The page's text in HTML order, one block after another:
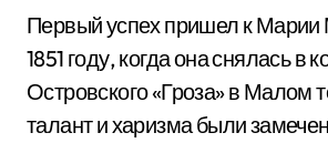
Первый успех пришел к
1851 году, когда она снялась в
Островского «Гроза» в Малом
талант и харизма были